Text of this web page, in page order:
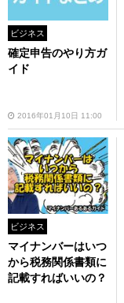
ビジネス
確定申告のやり方ガ
イド
2016年01月10日 11:00
ビジネス
マイナンバーはいつ
から税務関係書類に
記載すればいいの？